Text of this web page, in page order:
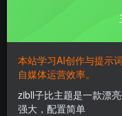
本站学习AI创作与提示
自媒体运营效率。
zibll子比主题是一款漂
强大，配置简单